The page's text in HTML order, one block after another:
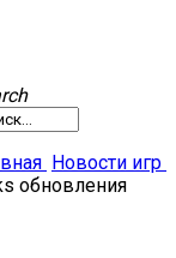
Новости игр
обновления